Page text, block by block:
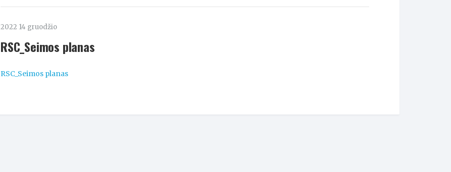
2022 14 gruodžio
RSC_Seimos planas
RSC_Seimos planas